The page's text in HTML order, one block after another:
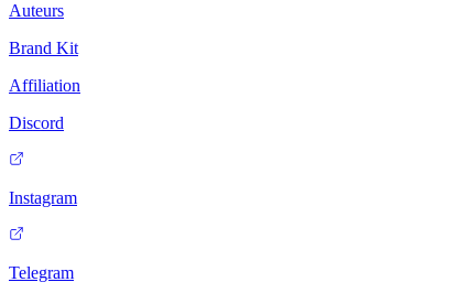
Auteurs
Brand Kit
Affiliation
Discord
Instagram
Telegram